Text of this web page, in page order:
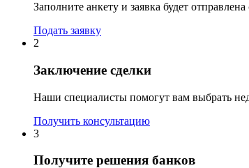
Заполните анкету и заявка будет отправлена
Подать заявку
2
Заключение сделки
Наши специалисты помогут вам выбрать
Получить консультацию
3
Получите решения банков